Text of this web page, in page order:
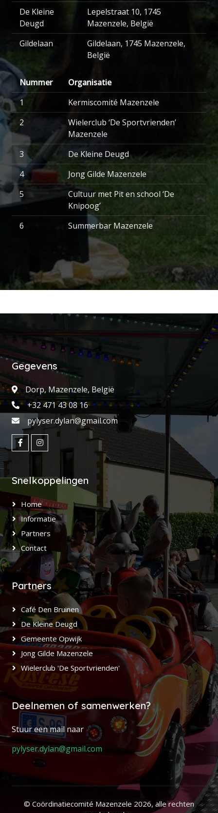
De Kleine
Deugd
Lepelstraat 10, 1745
Mazenzele, België
Gildelaan
Gildelaan, 1745 Mazenzele,
België
Nummer
Organisatie
1
Kermiscomité Mazenzele
2
Wielerclub ‘De Sportvrienden’
Mazenzele
3
De Kleine Deugd
4
Jong Gilde Mazenzele
5
Cultuur met Pit en school ‘De
Knipoog’
6
Summerbar Mazenzele
Gegevens
Dorp, Mazenzele, België
+32 471 43 08 16
pylyser.dylan@gmail.com
Snelkoppelingen
Home
Informatie
Partners
Contact
Partners
Café Den Bruinen
De Kleine Deugd
Gemeente Opwijk
Jong Gilde Mazenzele
Wielerclub 'De Sportvrienden'
Deelnemen of samenwerken?
Stuur een mail naar
pylyser.dylan@gmail.com
© Coördinatiecomité Mazenzele 2026, alle rechten